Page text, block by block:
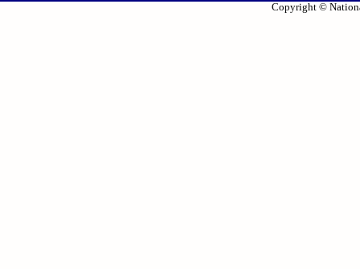
Copyright ©